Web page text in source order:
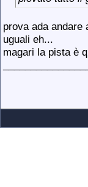
prova ada
uguali eh...
magari la pista è